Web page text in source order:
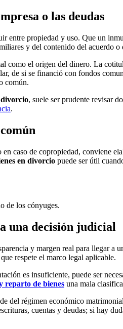
o las deudas
entre propiedad y uso. Que un
y del contenido del acuerdo o
el origen del dinero. La
de si se financió con fondos
común.
divorcio, suele ser prudente revisar
.
en caso de copropiedad, conviene
en divorcio puede ser útil
de los cónyuges.
una decisión judicial
y margen real para llegar
respete el marco legal aplicable.
es insuficiente, puede ser
reparto de bienes una mala
del régimen económico
cuentas y deudas; si hay